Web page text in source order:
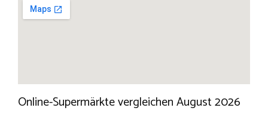
Online-Supermärkte vergleichen August 2026